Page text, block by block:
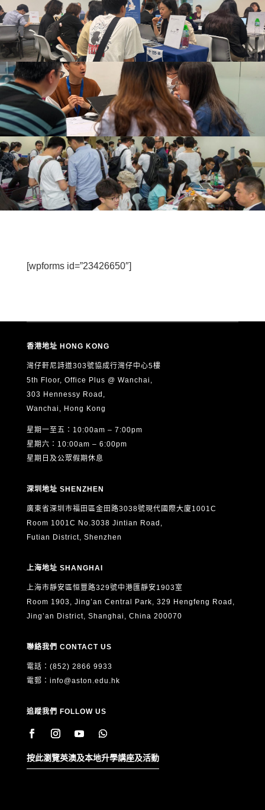
[wpforms id=”23426650″]
香港地址 HONG KONG
灣仔軒尼詩道303號協成行灣仔中心5樓
5th Floor, Office Plus @ Wanchai,
303 Hennessy Road,
Wanchai, Hong Kong
星期一至五：10:00am – 7:00pm
星期六：10:00am – 6:00pm
星期日及公眾假期休息
深圳地址 SHENZHEN
廣東省深圳市福田區金田路3038號現代國際大廈1001C
Room 1001C No.3038 Jintian Road,
Futian District, Shenzhen
上海地址 SHANGHAI
上海市靜安區恒豐路329號中港匯靜安1903室
Room 1903, Jing’an Central Park, 329 Hengfeng Road,
Jing’an District, Shanghai, China 200070
聯絡我們 CONTACT US
電話：(852) 2866 9933
電郵： info@aston.edu.hk
追蹤我們 FOLLOW US
按此瀏覽英澳及本地升學講座及活動